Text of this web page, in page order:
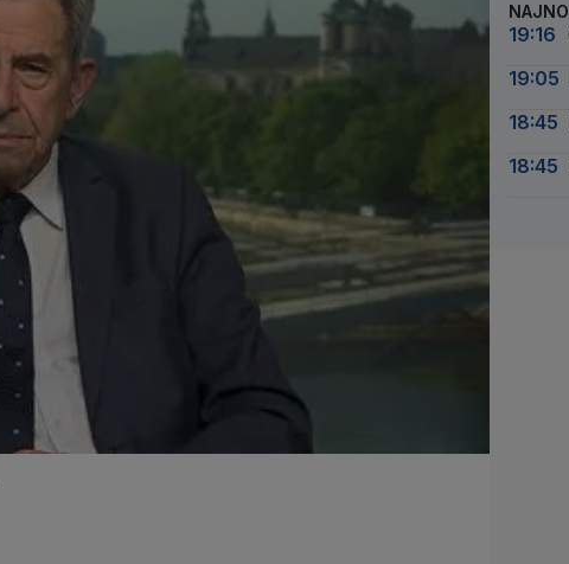
19:16
19:05
18:45
18:45